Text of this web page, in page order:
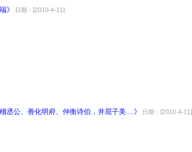
》
日期：[2010-4-11]
丞公、善化明府、仲衡诗伯，并屈子美....》
日期：[2010-4-11]